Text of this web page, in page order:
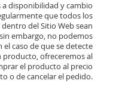
a disponibilidad y cambio
que todos los
del Sitio Web sean
embargo, no podemos
el caso de que se detecte
producto, ofreceremos al
el producto al precio
o de cancelar el pedido.